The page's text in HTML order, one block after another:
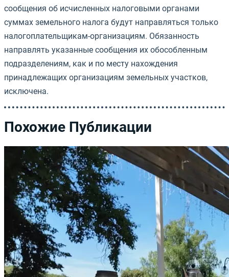
сообщения об исчисленных налоговыми органами
суммах земельного налога будут направляться только
налогоплательщикам-организациям. Обязанность
направлять указанные сообщения их обособленным
подразделениям, как и по месту нахождения
принадлежащих организациям земельных участков,
исключена.
Похожие Публикации